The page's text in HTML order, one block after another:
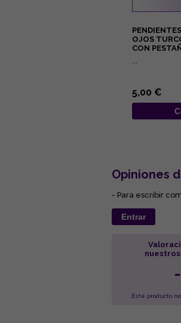
OJOS
CON
...
5,00 €
Opiniones
- Para escribir
Entrar
-
Este producto